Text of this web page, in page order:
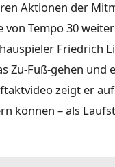
Aktionen der
Tempo 30
Friedrich
Zu-Fuß-gehen
zeigt er
können – als